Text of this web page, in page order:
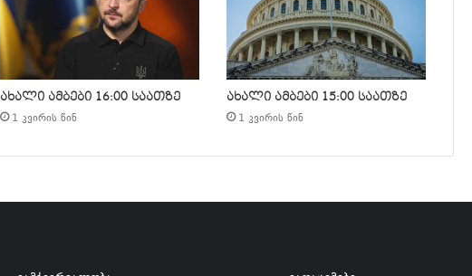
ახალი ამბები 16:00 საათზე
1 კვირის წინ
ახალი ამბები 15:00 საათზე
1 კვირის წინ